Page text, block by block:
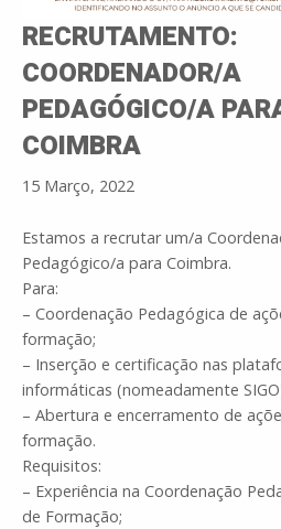
RECRUTAMENTO:
COORDENADOR/A
PEDAGÓGICO/A
COIMBRA
15 Março, 2022
Estamos a recrutar um/a
Pedagógico/a para Coimbra.
Para:
– Coordenação Pedagógica de
formação;
– Inserção e certificação nas
informáticas (nomeadamente
– Abertura e encerramento de
formação.
Requisitos:
– Experiência na Coordenação
de Formação;